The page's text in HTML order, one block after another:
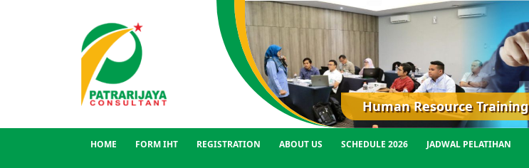
Human Resource Training
HOME FORM IHT REGISTRATION ABOUT US SCHEDULE 2026 JADWAL PELATIHAN